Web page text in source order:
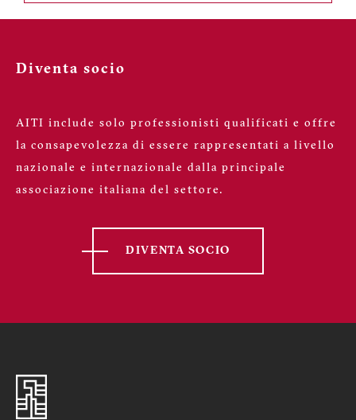
Diventa socio
AITI include solo professionisti qualificati e offre
la consapevolezza di essere rappresentati a livello
nazionale e internazionale dalla principale
associazione italiana del settore.
DIVENTA SOCIO